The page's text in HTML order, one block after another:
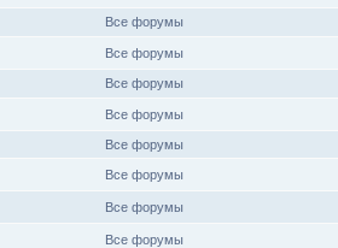
Все форумы
Все форумы
Все форумы
Все форумы
Все форумы
Все форумы
Все форумы
Все форумы